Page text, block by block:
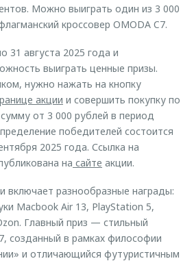
Можно выиграть один из 3 000
кроссовер OMODA C7.
31 августа 2025 года и
выиграть ценные призы.
нужно нажать на кнопку
акции и совершить покупку по
от 3 000 рублей в период
победителей состоится
2025 года. Ссылка на
на сайте акции.
включает разнообразные награды:
Macbook Air 13, PlayStation 5,
Главный приз — стильный
созданный в рамках философии
и отличающийся футуристичным